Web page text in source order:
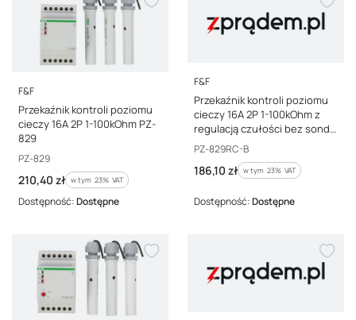
PRODUCENT
F&F
Przekaźnik kontroli poziomu
cieczy 16A 2P 1-100kOhm PZ-
829
Kod producenta
PZ-829
Cena brutto
210,40 zł w tym %s VAT
w tym 23% VAT
Dostępność:Dostępne
PRODUCENT
F&F
Przekaźnik kontroli poziomu
cieczy 16A 2P 1-100kOhm z
regulacją czułości bez sond
PZ-829RC-B
Kod producenta
PZ-829RC-B
Cena brutto
186,10 zł w tym %s VAT
w tym 23% VAT
Dostępność:Dostępne